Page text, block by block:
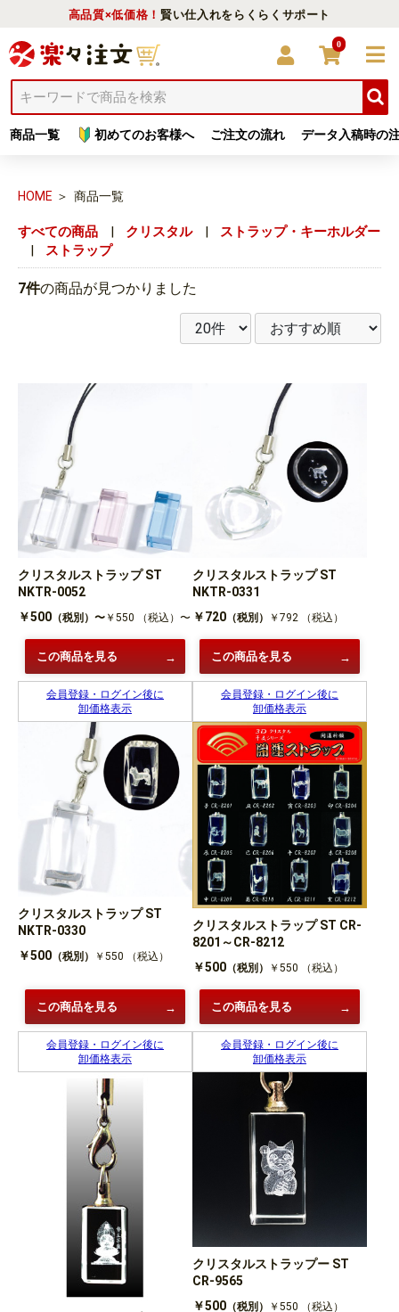
高品質×低価格！賢い仕入れをらくらくサポート
商品一覧 初めてのお客様へ ご注文の流れ データ入稿時の
0
HOME 商品一覧
すべての商品 | クリスタル |
ストラップ・キーホルダー
|
ストラップ
7件の商品が見つかりました
クリスタルストラップ ST
NKTR-0052
￥500 （税別）〜 ￥550 （税込）〜
この商品を見る
会員登録・ログイン後に
卸価格表示
クリスタルストラップ ST
NKTR-0331
￥720 （税別） ￥792 （税込）
この商品を見る
会員登録・ログイン後に
卸価格表示
クリスタルストラップ ST
NKTR-0330
￥500 （税別） ￥550 （税込）
この商品を見る
会員登録・ログイン後に
卸価格表示
クリスタルストラップ ST CR-
8201～CR-8212
￥500 （税別） ￥550 （税込）
この商品を見る
会員登録・ログイン後に
卸価格表示
クリスタルストラップー ST
CR-9565
￥500 （税別） ￥550 （税込）